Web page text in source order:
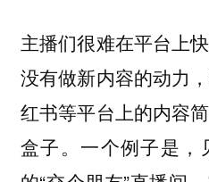
主播们很难在平台上
没有做新内容的动力
红书等平台上的内容
盒子。一个例子是，